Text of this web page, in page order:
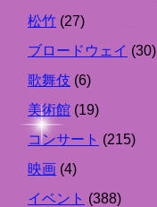
松竹 (27)
ブロードウェイ (30)
歌舞伎 (6)
美術館 (19)
コンサート (215)
映画 (4)
イベント (388)